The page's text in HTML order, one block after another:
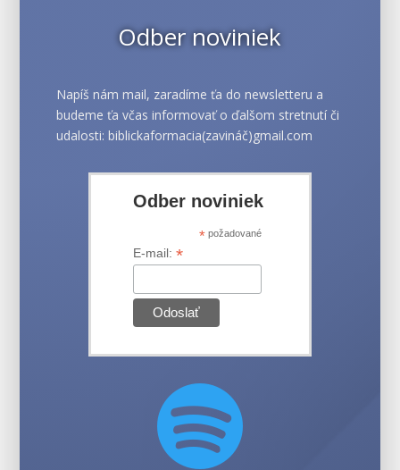
Odber noviniek
Napíš nám mail, zaradíme ťa do newsletteru a
budeme ťa včas informovať o ďalšom stretnutí či
udalosti: biblickaformacia(zavináč)gmail.com
Odber noviniek
*požadované
E-mail: *
